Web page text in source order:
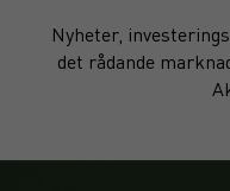
Nyheter,
det rådande